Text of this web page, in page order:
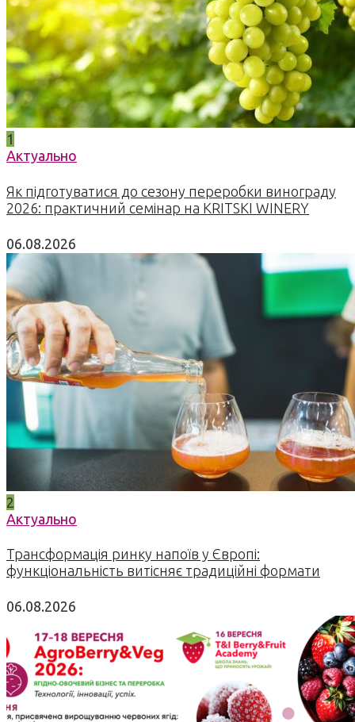
1
Актуально
Як підготуватися до сезону переробки винограду
2026: практичний семінар на KRITSKI WINERY
06.08.2026
2
Актуально
Трансформація ринку напоїв у Європі:
функціональність витісняє традиційні формати
06.08.2026